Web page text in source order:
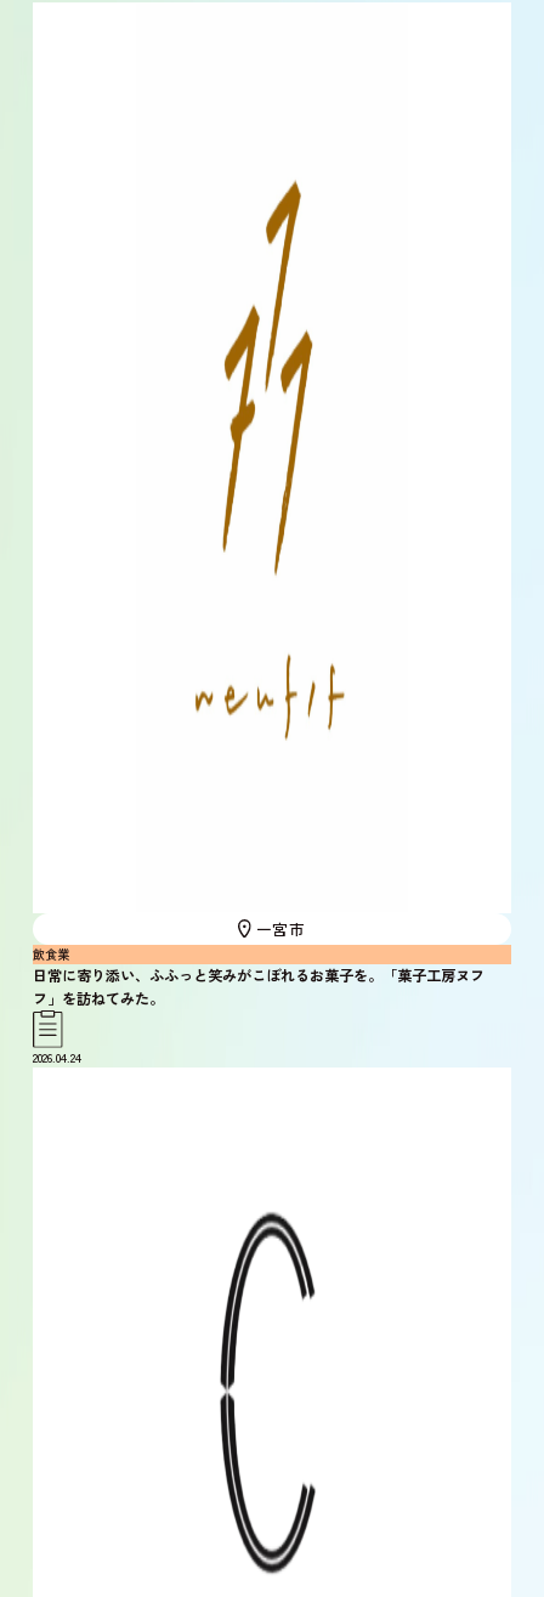
一宮市
飲食業
日常に寄り添い、ふふっと笑みがこぼれるお菓子を。「菓子工房ヌフ
フ」を訪ねてみた。
2026.04.24